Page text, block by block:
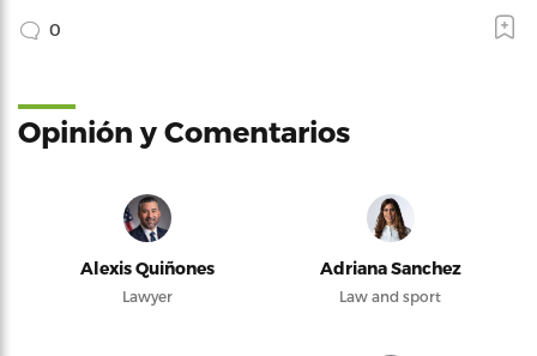
0
Opinión y Comentarios
Alexis Quiñones
Lawyer
Adriana Sanchez
Law and sport